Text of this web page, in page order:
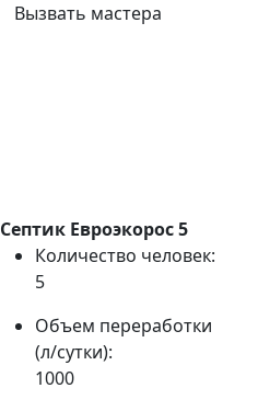
Вызвать мастера
Септик Евроэкорос 5
Количество человек:
5
Объем переработки
(л/сутки):
1000